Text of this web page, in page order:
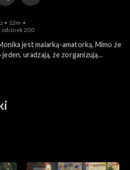
12m
odcinek 200
jest malarką-amatorką. Mimo że
uradzają, że zorganizują
pani Moniki postanawiają